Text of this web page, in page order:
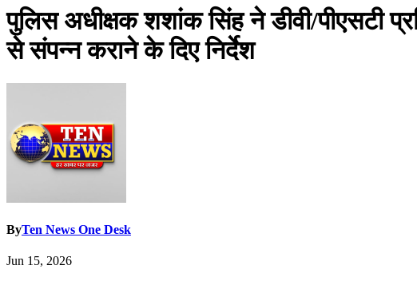
पुलिस अधीक्षक शशांक सिंह ने डीवी/पीएसटी
से संपन्न कराने के दिए निर्देश
ByTen News One Desk
Jun 15, 2026